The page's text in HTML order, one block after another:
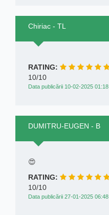
Chiriac - TL
RATING:
10/10
Data publicării 10-02-2025 01:18
DUMITRU-EUGEN - B
😍
RATING:
10/10
Data publicării 27-01-2025 06:48